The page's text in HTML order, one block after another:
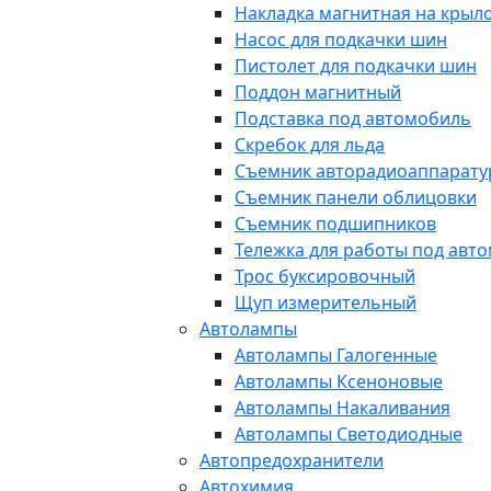
Накладка магнитная на
Насос для подкачки шин
Пистолет для подкачки шин
Поддон магнитный
Подставка под автомобиль
Скребок для льда
Съемник
Съемник панели облицовки
Съемник подшипников
Тележка для работы под
Трос буксировочный
Щуп измерительный
Автолампы
Автолампы Галогенные
Автолампы Ксеноновые
Автолампы Накаливания
Автолампы Светодиодные
Автопредохранители